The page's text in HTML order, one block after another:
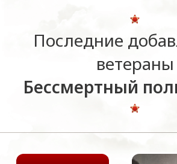
Последние
ветераны
Бессмертный